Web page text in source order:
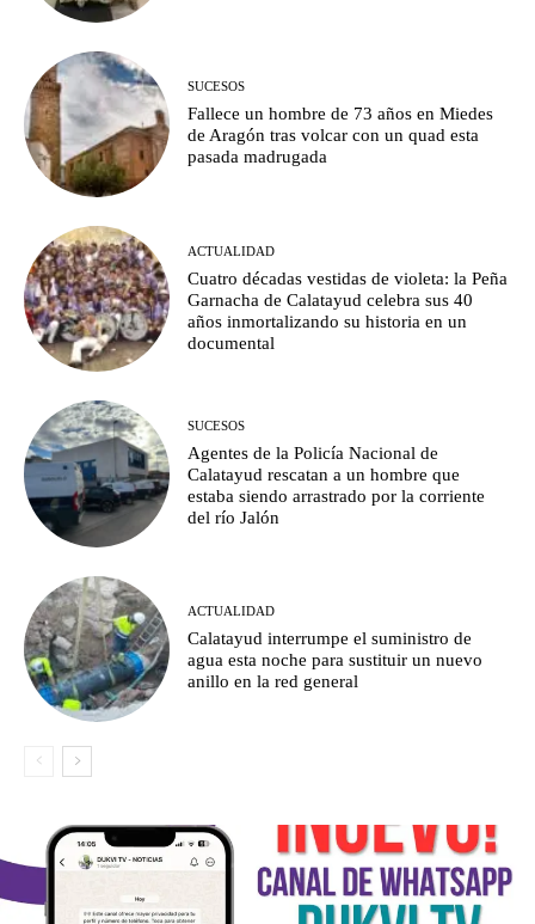
SUCESOS
Fallece un hombre de 73 años en Miedes
de Aragón tras volcar con un quad esta
pasada madrugada
ACTUALIDAD
Cuatro décadas vestidas de violeta: la Peña
Garnacha de Calatayud celebra sus 40
años inmortalizando su historia en un
documental
SUCESOS
Agentes de la Policía Nacional de
Calatayud rescatan a un hombre que
estaba siendo arrastrado por la corriente
del río Jalón
ACTUALIDAD
Calatayud interrumpe el suministro de
agua esta noche para sustituir un nuevo
anillo en la red general